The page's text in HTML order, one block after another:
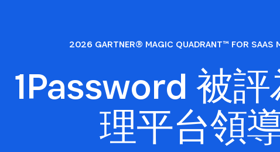
2026 GARTNER® MAGIC QUADRANT™ FOR SAAS
1Password 被
理平台領